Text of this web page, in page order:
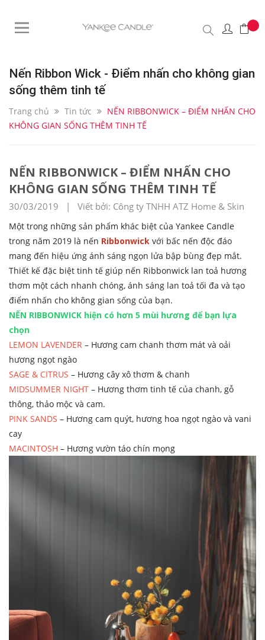
Nến Ribbon Wick - Điểm nhấn cho không gian
sống thêm tinh tế
Trang chủ Tin tức
NẾN RIBBONWICK – ĐIỂM NHẤN CHO
KHÔNG GIAN SỐNG THÊM TINH TẾ
NẾN RIBBONWICK – ĐIỂM NHẤN CHO
KHÔNG GIAN SỐNG THÊM TINH TẾ
30/03/2019 | Viết bởi: Công ty TNHH ATZ Home & Skin
Một trong những sản phẩm khác biệt của Yankee Candle
trong năm 2019 là nến Ribbonwick với bấc nến độc đáo
mang đến hiệu ứng ánh sáng ngọn lửa bập bùng đẹp mắt.
Thiết kế đặc biệt tinh tế giúp nến Ribbonwick lan toả hương
thơm một cách nhanh chóng, ánh sáng lan toả tối đa và tạo
điểm nhấn cho không gian sống của bạn.
NẾN RIBBONWICK hiện có hơn 5 mùi hương để bạn lựa
chọn
LEMON LAVENDER – Hương cam chanh thơm mát và oải
hương ngọt ngào
SAGE & CITRUS – Hương cây xô thơm & chanh
MIDSUMMER NIGHT – Hương thơm tinh tế của chanh, gỗ
thông, thảo mộc và cam.
PINK SANDS – Hương cam quýt, hương hoa ngọt ngào và vani
cay
MACINTOSH – Hương vườn táo chín mọng